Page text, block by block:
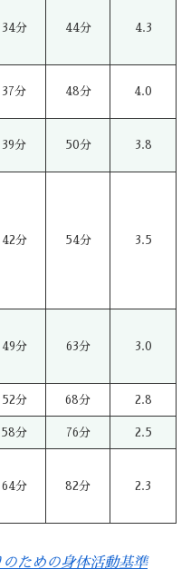
34分 44分 4.3
37分 48分 4.0
39分 50分 3.8
42分 54分 3.5
49分 63分 3.0
52分 68分 2.8
58分 76分 2.5
64分 82分 2.3
ための身体活動基準